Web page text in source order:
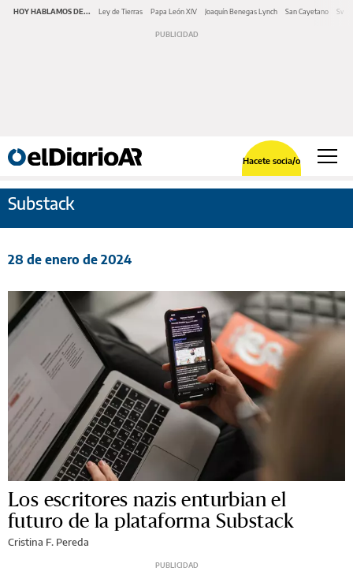
HOY HABLAMOS DE... Ley de Tierras Papa León XIV Joaquín Benegas Lynch San Cayetano
Hacete socia/o
Substack
28 de enero de 2024
Los escritores nazis enturbian el
futuro de la plataforma Substack
Cristina F. Pereda